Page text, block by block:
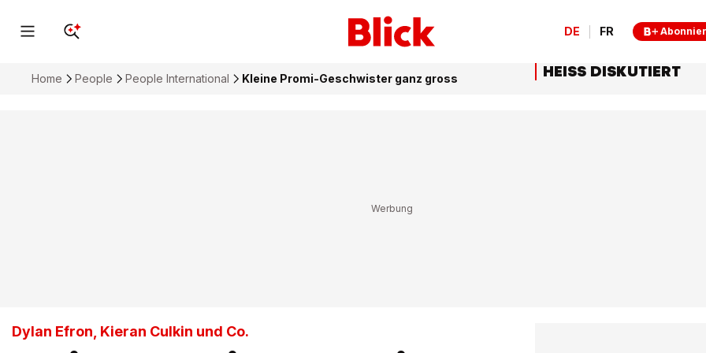
DE FR
Home People People International Kleine Promi-Geschwister ganz gross
Dylan Efron, Kieran Culkin und Co.
HEISS DISKUTIERT